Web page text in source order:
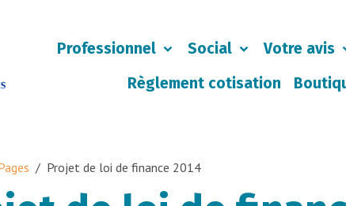
Professionnel Social Votre avis
Règlement cotisation
Projet de loi de finance 2014